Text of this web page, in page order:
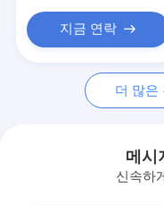
뉴스
인용 을 요청 하십시
지금 연락
더 많은
메시
신속하